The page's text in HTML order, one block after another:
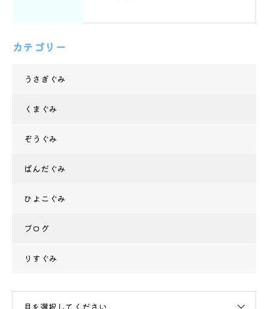
カテゴリー
うさぎぐみ
くまぐみ
ぞうぐみ
ぱんだぐみ
ひよこぐみ
ブログ
りすぐみ
月を選択してください